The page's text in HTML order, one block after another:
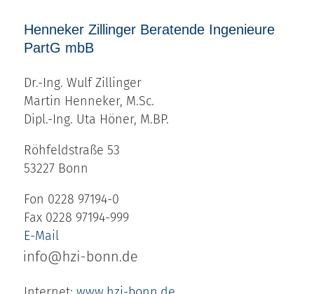
Henneker Zillinger Beratende Ingenieure
PartG mbB
Dr.-Ing. Wulf Zillinger
Martin Henneker, M.Sc.
Dipl.-Ing. Uta Höner, M.BP.
Röhfeldstraße 53
53227 Bonn
Fon 0228 97194-0
Fax 0228 97194-999
E-Mail